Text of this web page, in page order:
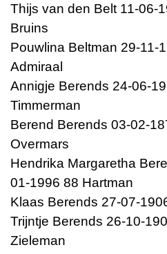
Thijs van den Belt 11-06-
Bruins
Pouwlina Beltman 29-11-
Admiraal
Annigje Berends 24-06-
Timmerman
Berend Berends 03-02-
Overmars
Hendrika Margaretha
01-1996 88 Hartman
Klaas Berends 27-07-
Trijntje Berends 26-10-
Zieleman